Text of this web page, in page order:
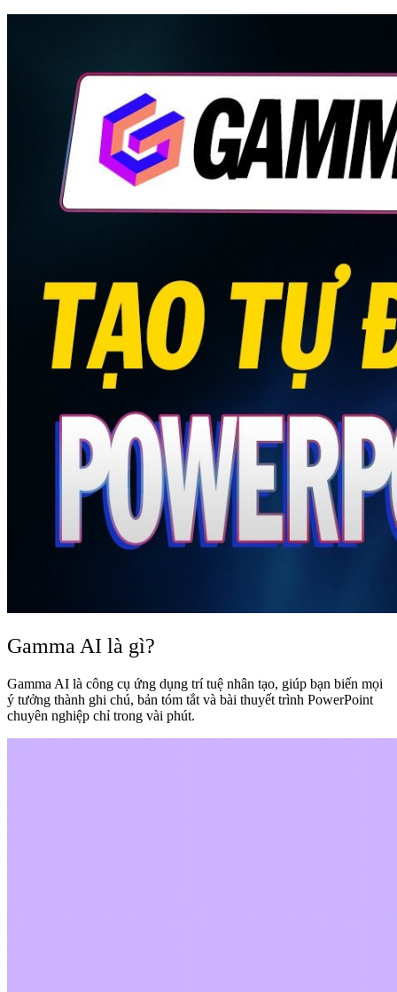
Gamma AI là gì?
Gamma AI là công cụ ứng dụng trí tuệ nhân tạo, giúp bạn biến mọi
ý tưởng thành ghi chú, bản tóm tắt và bài thuyết trình PowerPoint
chuyên nghiệp chỉ trong vài phút.